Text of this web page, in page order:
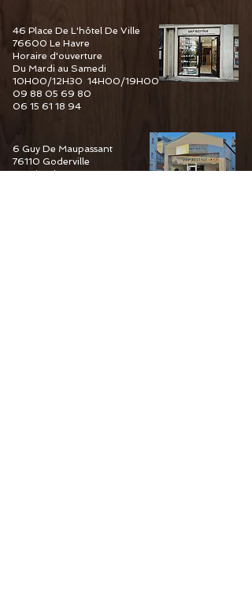
46 Place De L'hôtel De Ville
76600 Le Havre
Horaire d'ouverture
Du Mardi au Samedi
10H00/12H30 14H00/19H00
09 88 05 69 80
06 15 61 18 94
6 Guy De Maupassant
76110 Goderville
Horaire d'ouverture